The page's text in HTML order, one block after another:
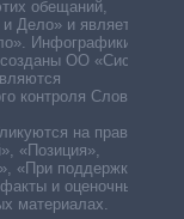
обещаний,
Дело» и является
Инфографики,
ОО «Система
контроля Слово и
на правах
«Позиция»,
«При поддержке».
и оценочные
материалах.